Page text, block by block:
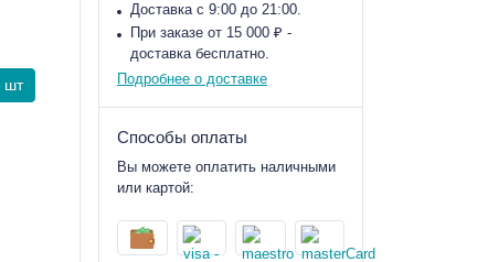
шт
Доставка с 9:00 до 21:00.
При заказе от 15 000 ₽ -
доставка бесплатно.
Подробнее о доставке
Способы оплаты
Вы можете оплатить наличными
или картой: